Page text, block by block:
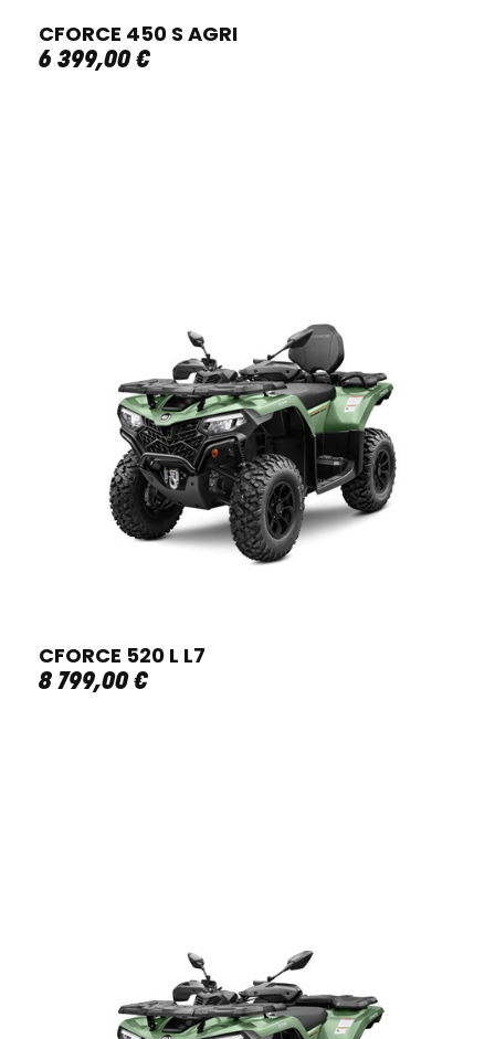
CFORCE 450 S AGRI
6 399,00€
CFORCE 520 L L7
8 799,00€